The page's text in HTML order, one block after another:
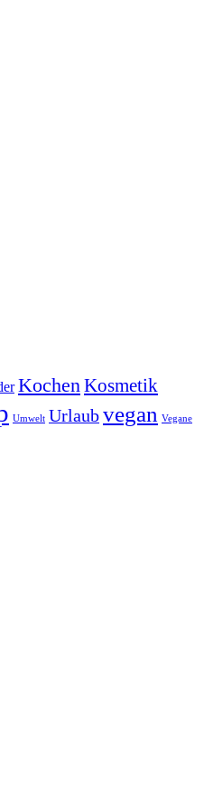
KochenKosmetik
Umwelt Urlaubvegan Vegane